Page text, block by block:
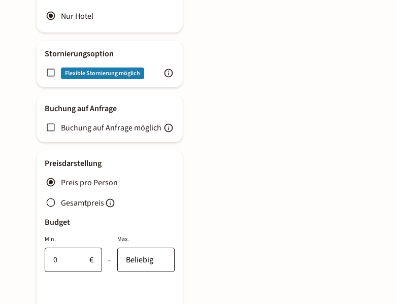
Nur Hotel
Stornierungsoption
Flexible Stornierung möglich
Buchung auf Anfrage
Buchung auf Anfrage möglich
Preisdarstellung
Preis pro Person
Gesamtpreis
Budget
Min.
€ -
Max.